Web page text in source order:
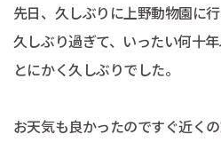
先日、久しぶりに上野動物園に行
久しぶり過ぎて、いったい何十
とにかく久しぶりでした。
お天気も良かったのですぐ近く